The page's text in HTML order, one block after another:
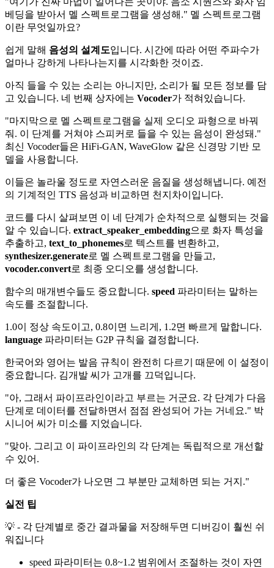
베딩을 받아서 멜 스펙트로그램을 생성해." 멜 스펙트로그램
이란 무엇일까요?
쉽게 말해 음성의 설계도입니다. 시간에 따라 어떤 주파수가
얼마나 강하게 나타나는지를 시각화한 것이죠.
아직 들을 수 있는 소리는 아니지만, 소리가 될 모든 정보를 담
고 있습니다. 네 번째 상자에는 Vocoder가 적혀있습니다.
"마지막으로 멜 스펙트로그램을 실제 오디오 파형으로 바꿔
줘. 이 단계를 거쳐야 스피커로 들을 수 있는 음성이 완성돼."
최신 Vocoder들은 HiFi-GAN, WaveGlow 같은 신경망 기반 모
델을 사용합니다.
이들은 놀라울 정도로 자연스러운 음질을 생성해냅니다. 예전
의 기계적인 TTS 음성과 비교하면 천지차이입니다.
코드를 다시 살펴보면 이 네 단계가 순차적으로 실행되는 것을
알 수 있습니다. extract_speaker_embedding으로 화자 특성을
추출하고, text_to_phonemes로 텍스트를 변환하고,
synthesizer.generate로 멜 스펙트로그램을 만들고,
vocoder.convert로 최종 오디오를 생성합니다.
함수의 매개변수들도 중요합니다. speed 파라미터는 말하는
속도를 조절합니다.
1.0이 정상 속도이고, 0.8이면 느리게, 1.2면 빠르게 말합니다.
language 파라미터는 G2P 규칙을 결정합니다.
한국어와 영어는 발음 규칙이 완전히 다르기 때문에 이 설정이
중요합니다. 김개발 씨가 고개를 끄덕입니다.
"아, 그래서 파이프라인이라고 부르는 거군요. 각 단계가 다음
단계로 데이터를 전달하면서 점점 완성되어 가는 거네요." 박
시니어 씨가 미소를 지었습니다.
"맞아. 그리고 이 파이프라인의 각 단계는 독립적으로 개선할
수 있어.
더 좋은 Vocoder가 나오면 그 부분만 교체하면 되는 거지."
실전 팁
💡 - 각 단계별로 중간 결과물을 저장해두면 디버깅이 훨씬 쉬
워집니다
speed 파라미터는 0.8~1.2 범위에서 조절하는 것이 자연